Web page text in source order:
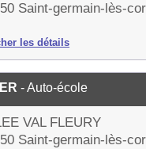
Saint-germain-lès-
les détails
- Auto-école
VAL FLEURY
Saint-germain-lès-